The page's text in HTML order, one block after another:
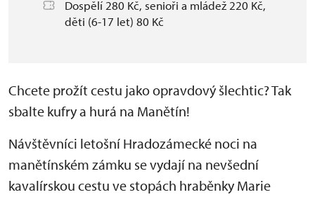
Dospělí 280 Kč, senioři a mládež 220 Kč,
děti (6-17 let) 80 Kč
Chcete prožít cestu jako opravdový šlechtic? Tak
sbalte kufry a hurá na Manětín!
Návštěvníci letošní Hradozámecké noci na
manětínském zámku se vydají na nevšední
kavalírskou cestu ve stopách hraběnky Marie